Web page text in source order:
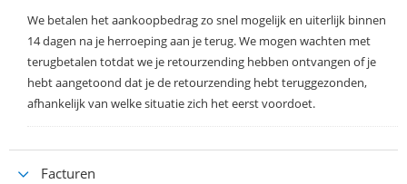
We betalen het aankoopbedrag zo snel mogelijk en uiterlijk binnen
14 dagen na je herroeping aan je terug. We mogen wachten met
terugbetalen totdat we je retourzending hebben ontvangen of je
hebt aangetoond dat je de retourzending hebt teruggezonden,
afhankelijk van welke situatie zich het eerst voordoet.
Facturen